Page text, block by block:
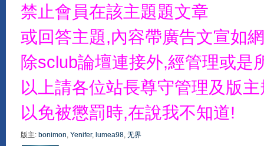
禁止會員在該主題題文章
或回答主題,內容帶廣告文宣如
除sclub論壇連接外,經管理或是
以上請各位站長尊守管理及版
以免被懲罰時,在說我不知道!
版主: bonimon, Yenifer, lumea98, 无界